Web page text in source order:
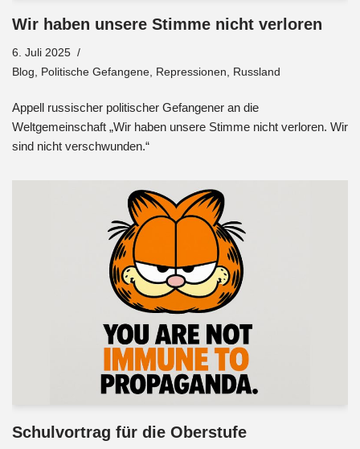
Wir haben unsere Stimme nicht verloren
6. Juli 2025
Blog, Politische Gefangene, Repressionen, Russland
Appell russischer politischer Gefangener an die
Weltgemeinschaft „Wir haben unsere Stimme nicht verloren. Wir
sind nicht verschwunden.“
Schulvortrag für die Oberstufe